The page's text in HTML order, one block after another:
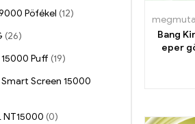
Bang
eper
Pöfékel (12)
(26)
Puff (19)
Screen 15000
NT15000 (0)